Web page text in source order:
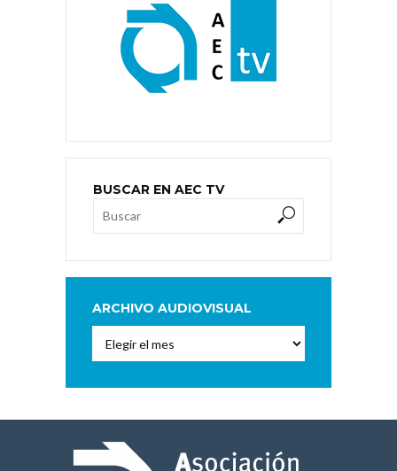
BUSCAR EN AEC TV
ARCHIVO AUDIOVISUAL
Audiovisual